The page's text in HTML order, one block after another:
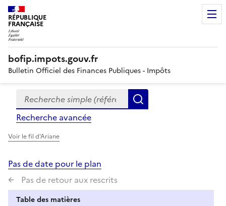
RÉPUBLIQUE
FRANÇAISE
bofip.impots.gouv.fr
Bulletin Officiel des Finances Publiques - Impôts
Formulaire
de
recherche
Recherche simple (références, mots clés, partie du
Recherche avancée
Voir le fil d'Ariane
Pas de date pour le plan
Pas de retour aux rescrits
Table des matières